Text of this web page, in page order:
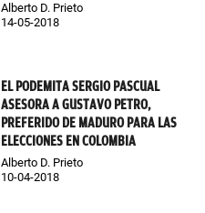
Alberto D. Prieto
14-05-2018
EL PODEMITA SERGIO PASCUAL
ASESORA A GUSTAVO PETRO,
PREFERIDO DE MADURO PARA LAS
ELECCIONES EN COLOMBIA
Alberto D. Prieto
10-04-2018